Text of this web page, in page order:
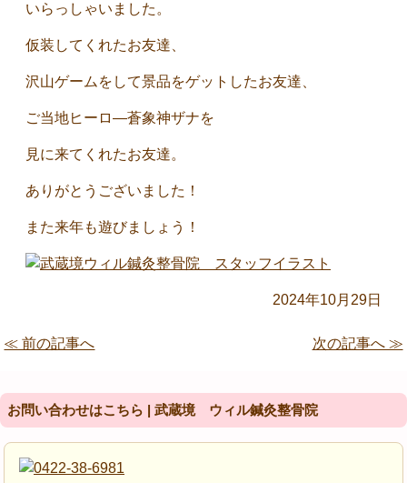
いらっしゃいました。
仮装してくれたお友達、
沢山ゲームをして景品をゲットしたお友達、
ご当地ヒーロ―蒼象神ザナを
見に来てくれたお友達。
ありがとうございました！
また来年も遊びましょう！
2024年10月29日
≪ 前の記事へ 次の記事へ ≫
お問い合わせはこちら | 武蔵境 ウィル鍼灸整骨院